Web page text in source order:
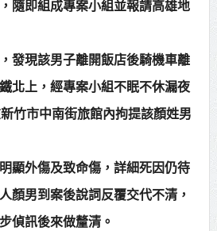
隨即組成專案小組並報請高雄地
發現該男子離開飯店後騎機車離
北上，經專案小組不眠不休漏夜
竹市中南街旅館內拘提該顏姓男
顯外傷及致命傷，詳細死因仍待
顏男到案後說詞反覆交代不清，
偵訊後來做釐清。